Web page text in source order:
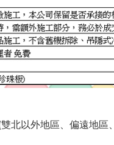
北以外地區、偏遠地區